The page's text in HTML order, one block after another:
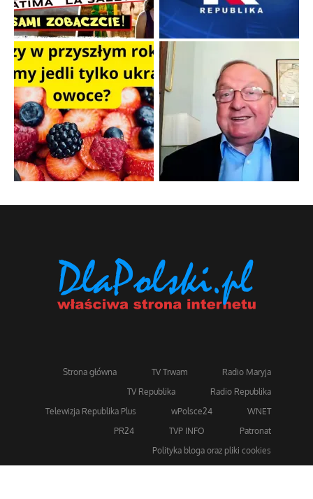
Strona główna TV Trwam
Radio Maryja
TV Republika
Radio Republika
Telewizja Republika Plus
wPolsce24
WNET
PR24
TVP INFO
Patronat
Polityka bloga oraz pliki cookies